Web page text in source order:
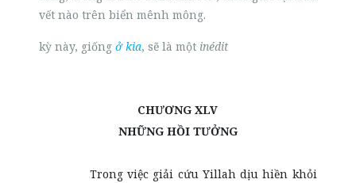
vết nào trên biển mênh mông.
kỳ này, giốngở kia, sẽ là một inédit
CHƯƠNG XLV
NHỮNG HỒI TƯỞNG
Trong việc giải cứu Yillah dịu hiền khỏi